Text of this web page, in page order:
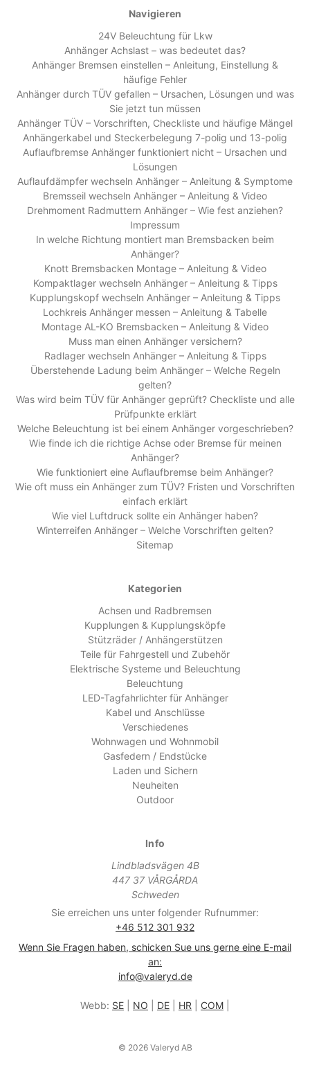
Navigieren
24V Beleuchtung für Lkw
Anhänger Achslast – was bedeutet das?
Anhänger Bremsen einstellen – Anleitung, Einstellung &
häufige Fehler
Anhänger durch TÜV gefallen – Ursachen, Lösungen und was
Sie jetzt tun müssen
Anhänger TÜV – Vorschriften, Checkliste und häufige Mängel
Anhängerkabel und Steckerbelegung 7-polig und 13-polig
Auflaufbremse Anhänger funktioniert nicht – Ursachen und
Lösungen
Auflaufdämpfer wechseln Anhänger – Anleitung & Symptome
Bremsseil wechseln Anhänger – Anleitung & Video
Drehmoment Radmuttern Anhänger – Wie fest anziehen?
Impressum
In welche Richtung montiert man Bremsbacken beim
Anhänger?
Knott Bremsbacken Montage – Anleitung & Video
Kompaktlager wechseln Anhänger – Anleitung & Tipps
Kupplungskopf wechseln Anhänger – Anleitung & Tipps
Lochkreis Anhänger messen – Anleitung & Tabelle
Montage AL-KO Bremsbacken – Anleitung & Video
Muss man einen Anhänger versichern?
Radlager wechseln Anhänger – Anleitung & Tipps
Überstehende Ladung beim Anhänger – Welche Regeln
gelten?
Was wird beim TÜV für Anhänger geprüft? Checkliste und alle
Prüfpunkte erklärt
Welche Beleuchtung ist bei einem Anhänger vorgeschrieben?
Wie finde ich die richtige Achse oder Bremse für meinen
Anhänger?
Wie funktioniert eine Auflaufbremse beim Anhänger?
Wie oft muss ein Anhänger zum TÜV? Fristen und Vorschriften
einfach erklärt
Wie viel Luftdruck sollte ein Anhänger haben?
Winterreifen Anhänger – Welche Vorschriften gelten?
Sitemap
Kategorien
Achsen und Radbremsen
Kupplungen & Kupplungsköpfe
Stützräder / Anhängerstützen
Teile für Fahrgestell und Zubehör
Elektrische Systeme und Beleuchtung
Beleuchtung
LED-Tagfahrlichter für Anhänger
Kabel und Anschlüsse
Verschiedenes
Wohnwagen und Wohnmobil
Gasfedern / Endstücke
Laden und Sichern
Neuheiten
Outdoor
Info
Lindbladsvägen 4B
447 37 VÅRGÅRDA
Schweden
Sie erreichen uns unter folgender Rufnummer:
+46 512 301 932
Wenn Sie Fragen haben, schicken Sue uns gerne eine E-mail
an:
info@valeryd.de
Webb: SE NO DE HR COM
© 2026 Valeryd AB